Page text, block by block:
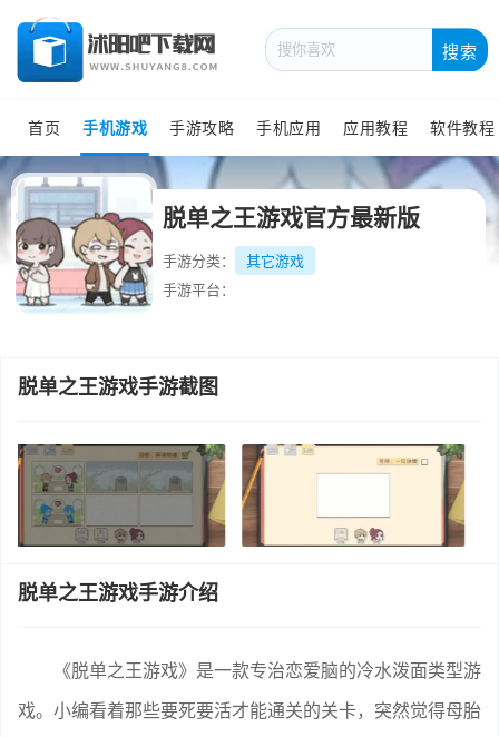
搜索
首页 手机游戏 手游攻略 手机应用 应用教程 软件教程
脱单之王游戏官方最新版
手游分类：
其它游戏
手游平台：
脱单之王游戏手游截图
脱单之王游戏手游介绍
《脱单之王游戏》是一款专治恋爱脑的冷水泼面类型游
戏。小编看着那些要死要活才能通关的关卡，突然觉得母胎